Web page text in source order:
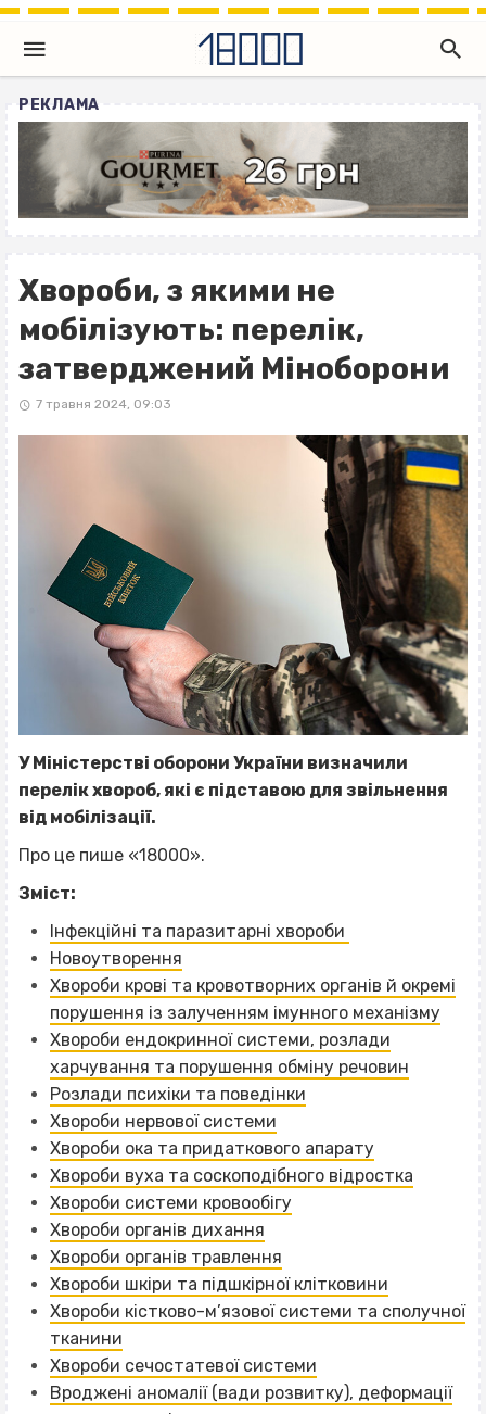
РЕКЛАМА
Хвороби, з якими не
мобілізують: перелік,
затверджений Міноборони
7 травня 2024, 09:03
У Міністерстві оборони України визначили
перелік хвороб, які є підставою для звільнення
від мобілізації.
Про це пише «18000».
Зміст:
Інфекційні та паразитарні хвороби
Новоутворення
Хвороби крові та кровотворних органів й окремі
порушення із залученням імунного механізму
Хвороби ендокринної системи, розлади
харчування та порушення обміну речовин
Розлади психіки та поведінки
Хвороби нервової системи
Хвороби ока та придаткового апарату
Хвороби вуха та соскоподібного відростка
Хвороби системи кровообігу
Хвороби органів дихання
Хвороби органів травлення
Хвороби шкіри та підшкірної клітковини
Хвороби кістково-м’язової системи та сполучної
тканини
Хвороби сечостатевої системи
Вроджені аномалії (вади розвитку), деформації